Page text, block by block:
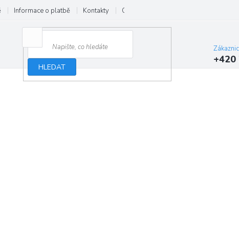
Informace o platbě Kontakty O nás
HLEDAT
+420